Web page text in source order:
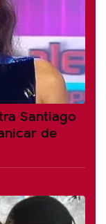
Santiago
de